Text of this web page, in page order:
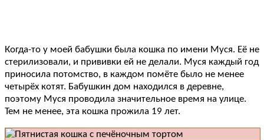
Когда-то у моей бабушки была кошка по имени Муся. Её не
стерилизовали, и прививки ей не делали. Муся каждый год
приносила потомство, в каждом помёте было не менее
четырёх котят. Бабушкин дом находился в деревне,
поэтому Муся проводила значительное время на улице.
Тем не менее, эта кошка прожила 19 лет.